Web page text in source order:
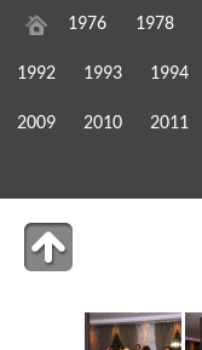
1976 1978
1992 1993 1994
2009 2010 2011